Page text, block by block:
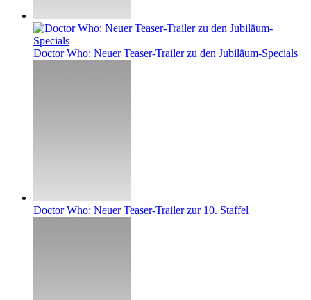
Doctor Who: Neuer Teaser-Trailer zu den Jubiläum-Specials
Doctor Who: Neuer Teaser-Trailer zur 10. Staffel